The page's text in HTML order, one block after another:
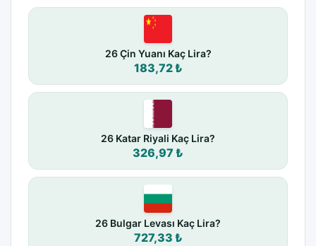
26 Çin Yuanı Kaç Lira?
183,72 ₺
26 Katar Riyali Kaç Lira?
326,97 ₺
26 Bulgar Levası Kaç Lira?
727,33 ₺